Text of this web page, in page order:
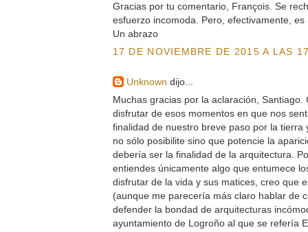
Gracias por tu comentario, François. Se
esfuerzo incomoda. Pero, efectivamente, es
Un abrazo
17 DE NOVIEMBRE DE 2015 A LAS
Unknown dijo...
Muchas gracias por la aclaración, Santiago.
disfrutar de esos momentos en que nos
finalidad de nuestro breve paso por la tierra
no sólo posibilite sino que potencie la
debería ser la finalidad de la arquitectura.
entiendes únicamente algo que entumece
disfrutar de la vida y sus matices, creo que
(aunque me parecería más claro hablar de
defender la bondad de arquitecturas
ayuntamiento de Logroño al que se refería